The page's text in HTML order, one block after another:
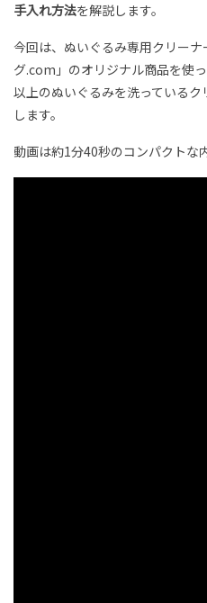
手入れ方法を解説します。
今回は、ぬいぐるみ専用クリー
グ.com」のオリジナル商品を使
以上のぬいぐるみを洗っている
します。
動画は約1分40秒のコンパクトな